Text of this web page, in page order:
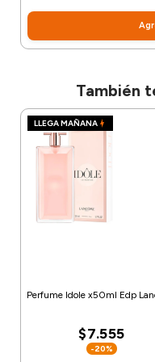
También
LLEGA MAÑANA
Perfume Idole x50ml Edp
$7.555
-20%